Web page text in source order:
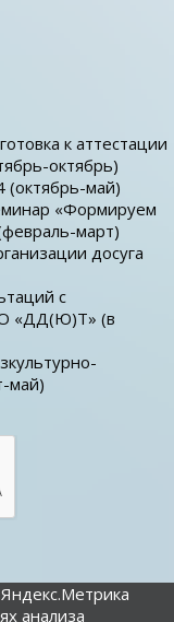
к аттестации
октябрь)
(октябрь-май)
«Формируем
март)
досуга
с
«ДД(Ю)Т» (в
май)
анализа